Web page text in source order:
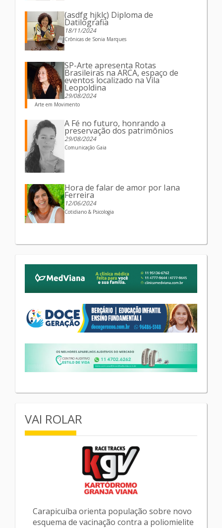
(asdfg hjklç) Diploma de
Datilografia
18/11/2024
Crônicas de Sonia Marques
SP-Arte apresenta Rotas
Brasileiras na ARCA, espaço de
eventos localizado na Vila
Leopoldina
29/08/2024
Arte em Movimento
A Fé no futuro, honrando a
preservação dos patrimônios
29/08/2024
Comunicação Gaia
Hora de falar de amor por Iana
Ferreira
12/06/2024
Cotidiano & Psicologia
VAI ROLAR
Carapicuíba orienta população sobre novo
esquema de vacinação contra a poliomielite